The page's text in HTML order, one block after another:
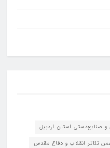
صنایع‌دستی استان اردبیل
تئاتر انقلاب و دفاع مقدس